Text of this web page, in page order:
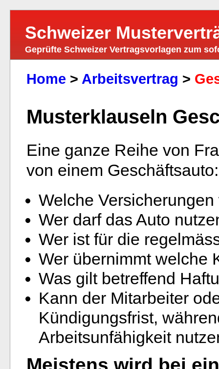
Schweizer
Geprüfte Schweizer Vertragsvorlagen zum
Home > Arbeitsvertrag >
Musterklauseln
Eine ganze Reihe von
von einem Geschäftsauto:
Welche
Wer darf das Auto
Wer ist für die
Wer übernimmt welche
Was gilt betreffend
Kann der Mitarbeiter
Kündigungsfrist,
Arbeitsunfähigkeit